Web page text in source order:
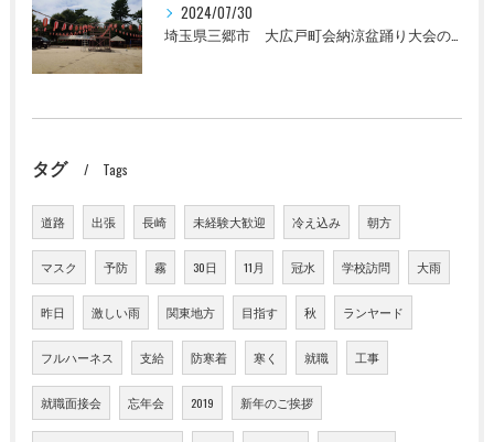
2024/07/30
埼玉県三郷市 大広戸町会納涼盆踊り大会のお知らせ 2024
タグ Tags
道路 出張 長崎 未経験大歓迎 冷え込み 朝方
マスク 予防 霧 30日 11月 冠水 学校訪問 大雨
昨日 激しい雨 関東地方 目指す 秋 ランヤード
フルハーネス 支給 防寒着 寒く 就職 工事
就職面接会 忘年会 2019 新年のご挨拶